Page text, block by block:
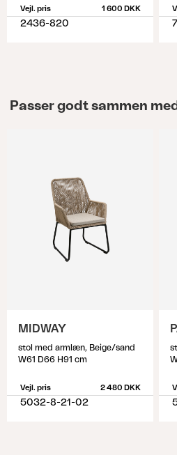
Vejl. pris 1 600 DKK
2436-820
Passer godt sammen med
MIDWAY
stol med armlæn, Beige/sand
W61 D66 H91 cm
Vejl. pris 2 480 DKK
5032-8-21-02